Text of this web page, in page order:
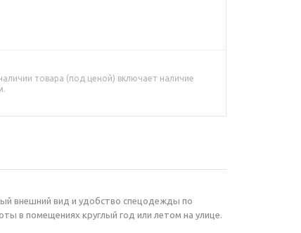
товара (под ценой) включает наличие
внешний вид и удобство спецодежды по
в помещениях круглый год или летом на улице.